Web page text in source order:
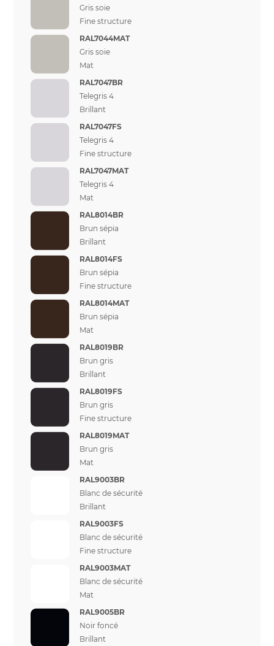
Gris soie
Fine structure
RAL7044MAT
Gris soie
Mat
RAL7047BR
Telegris 4
Brillant
RAL7047FS
Telegris 4
Fine structure
RAL7047MAT
Telegris 4
Mat
RAL8014BR
Brun sépia
Brillant
RAL8014FS
Brun sépia
Fine structure
RAL8014MAT
Brun sépia
Mat
RAL8019BR
Brun gris
Brillant
RAL8019FS
Brun gris
Fine structure
RAL8019MAT
Brun gris
Mat
RAL9003BR
Blanc de sécurité
Brillant
RAL9003FS
Blanc de sécurité
Fine structure
RAL9003MAT
Blanc de sécurité
Mat
RAL9005BR
Noir foncé
Brillant